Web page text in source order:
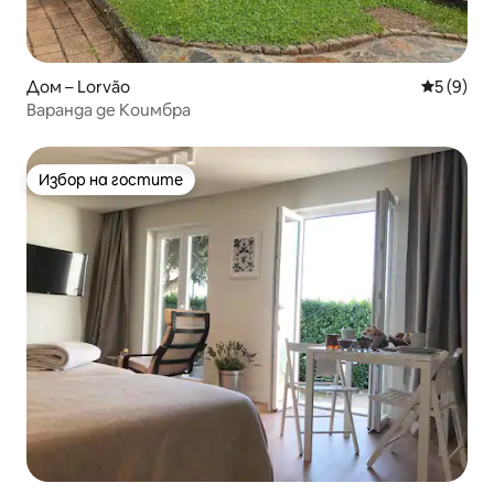
Дом – Lorvão Средна
5 (9)
Варанда де Коимбра
Избор на гостите
Избор на гостите